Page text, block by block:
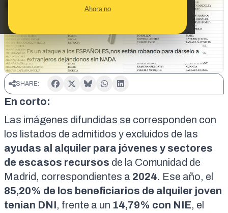
Ahora no
SHARE:
En corto:
Las imágenes difundidas se corresponden con
los listados de admitidos y excluidos de las
ayudas al alquiler para jóvenes y sectores
de escasos recursos de la Comunidad de
Madrid, correspondientes a 2024. Ese año, el
85,20% de los beneficiarios de alquiler joven
tenían DNI, frente a un 14,79% con NIE, el